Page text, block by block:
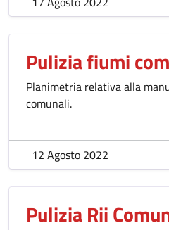
Pulizia fiumi
Planimetria relativa alla
comunali.
12 Agosto 2022
Pulizia Rii